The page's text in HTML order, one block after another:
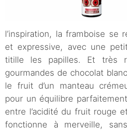
l’inspiration, la framboise se
et expressive, avec une
titille les papilles. Et très
gourmandes de chocolat
le fruit d’un manteau
pour un équilibre
entre l’acidité du fruit rouge
fonctionne à merveille,